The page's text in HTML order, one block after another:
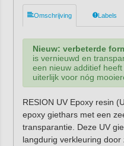
Omschrijving Labels
Nieuw: verbeterde
is vernieuwd en
een nieuw additief
uiterlijk voor nóg
RESION UV Epoxy resin
epoxy giethars met een
transparantie. Deze UV
langdurig verkleuring